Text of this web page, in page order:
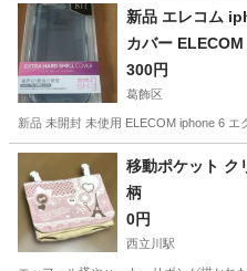
東京 江戸川区 船堀駅
新品 エレコム
300円
葛飾区
新品 未開封 未使用 ELECOM iphone 6
東京 葛飾区 その他
移動ポケット ク
柄
0円
西立川駅